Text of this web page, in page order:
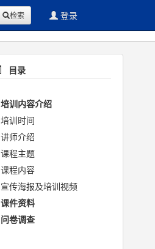
登录
检索
目录
培训内容介绍
培训时间
讲师介绍
课程主题
课程内容
宣传海报及培训视频
课件资料
问卷调查